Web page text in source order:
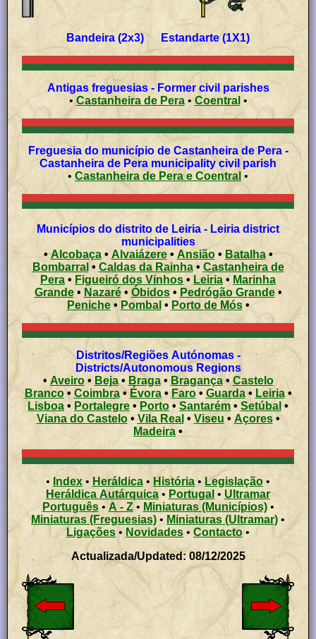
Bandeira (2x3) Estandarte (1X1)
Antigas freguesias - Former civil parishes
•
Castanheira de Pera• Coentral •
Freguesia do município de Castanheira de Pera -
Castanheira de Pera municipality civil parish
•
Castanheira de Pera e Coentral •
Municípios do distrito de Leiria - Leiria district
municipalities
•Alcobaça• Alvaiázere• Ansião• Batalha•
Bombarral • Caldas da Rainha• Castanheira de
Pera • Figueiró dos Vinhos • Leiria • Marinha
Grande• Nazaré• Óbidos• Pedrógão Grande•
Peniche• Pombal • Porto de Mós•
Distritos/Regiões Autónomas -
Districts/Autonomous Regions
• Aveiro• Beja• Braga• Bragança•Castelo
Branco• Coimbra• Évora• Faro• Guarda• Leiria•
Lisboa • Portalegre • Porto• Santarém • Setúbal •
Viana do Castelo•Vila Real • Viseu • Açores •
Madeira •
• Index • Heráldica • História • Legislação •
Heráldica Autárquica • Portugal • Ultramar
Português• A - Z• Miniaturas (Municípios)•
Miniaturas (Freguesias) • Miniaturas (Ultramar) •
Ligações • Novidades • Contacto •
Actualizada/Updated: 08/12/2025